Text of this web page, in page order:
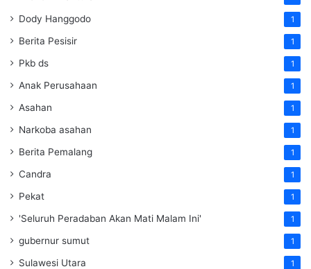
Dody Hanggodo 1
Berita Pesisir 1
Pkb ds 1
Anak Perusahaan 1
Asahan 1
Narkoba asahan 1
Berita Pemalang 1
Candra 1
Pekat 1
'Seluruh Peradaban Akan Mati Malam Ini' 1
gubernur sumut 1
Sulawesi Utara 1